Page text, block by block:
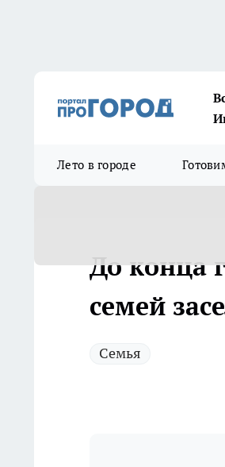
Лето в городе
До конца
семей
Семья